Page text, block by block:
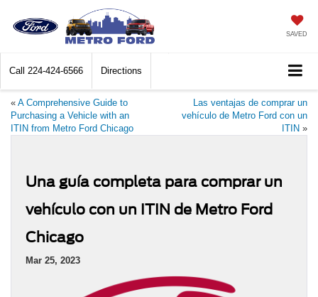
SAVED
Call 224-424-6566 Directions
« A Comprehensive Guide to
Purchasing a Vehicle with an
ITIN from Metro Ford Chicago
Las ventajas de comprar un
vehículo de Metro Ford con un
ITIN »
Una guía completa para comprar un
vehículo con un ITIN de Metro Ford
Chicago
Mar 25, 2023